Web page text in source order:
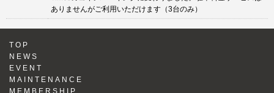
ありませんがご利用いただけます（3台のみ）
TOP
NEWS
EVENT
MAINTENANCE
MEMBERSHIP